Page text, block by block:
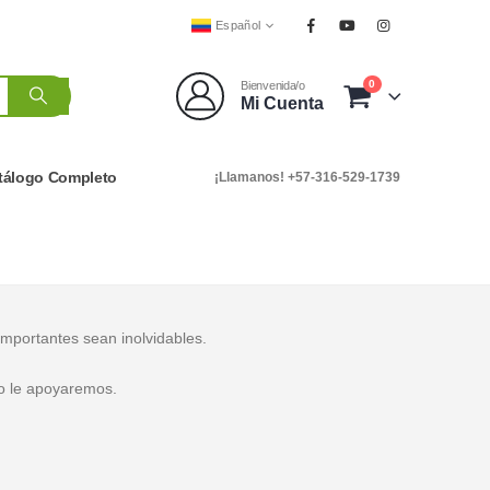
Español
Bienvenida/o
Mi Cuenta
0
Completo ¡Llamanos! +57-316-529-1739
sean inolvidables.
le apoyaremos.